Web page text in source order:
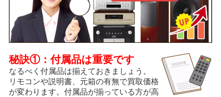
秘訣①：付属品は重要です
なるべく付属品は揃えておきましょう。
リモコンや説明書、元箱の有無で買取価格
が変わります。付属品が揃っている方が高